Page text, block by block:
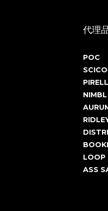
代理
POC
NIMBL
LOOP
ASS